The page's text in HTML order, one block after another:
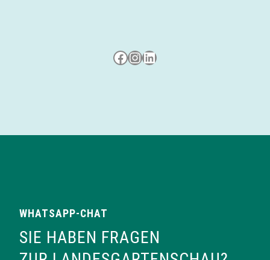
Besuche uns auf Facebook
Besuche uns auf Instagram
LinkedIn
WHATSAPP-CHAT
SIE HABEN FRAGEN